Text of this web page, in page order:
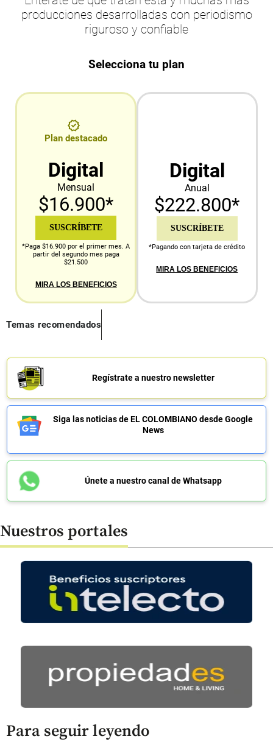
producciones desarrolladas con periodismo
riguroso y confiable
Selecciona tu plan
Plan destacado
Digital
Mensual
$16.900*
SUSCRÍBETE
*Paga $16.900 por el primer mes. A
partir del segundo mes paga
$21.500
MIRA LOS BENEFICIOS
Digital
Anual
$222.800*
SUSCRÍBETE
*Pagando con tarjeta de crédito
MIRA LOS BENEFICIOS
Temas recomendados
Regístrate a nuestro newsletter
Siga las noticias de EL COLOMBIANO desde Google
News
Únete a nuestro canal de Whatsapp
Nuestros portales
Para seguir leyendo